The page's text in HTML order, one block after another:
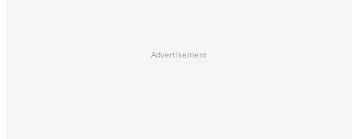
Advertisement